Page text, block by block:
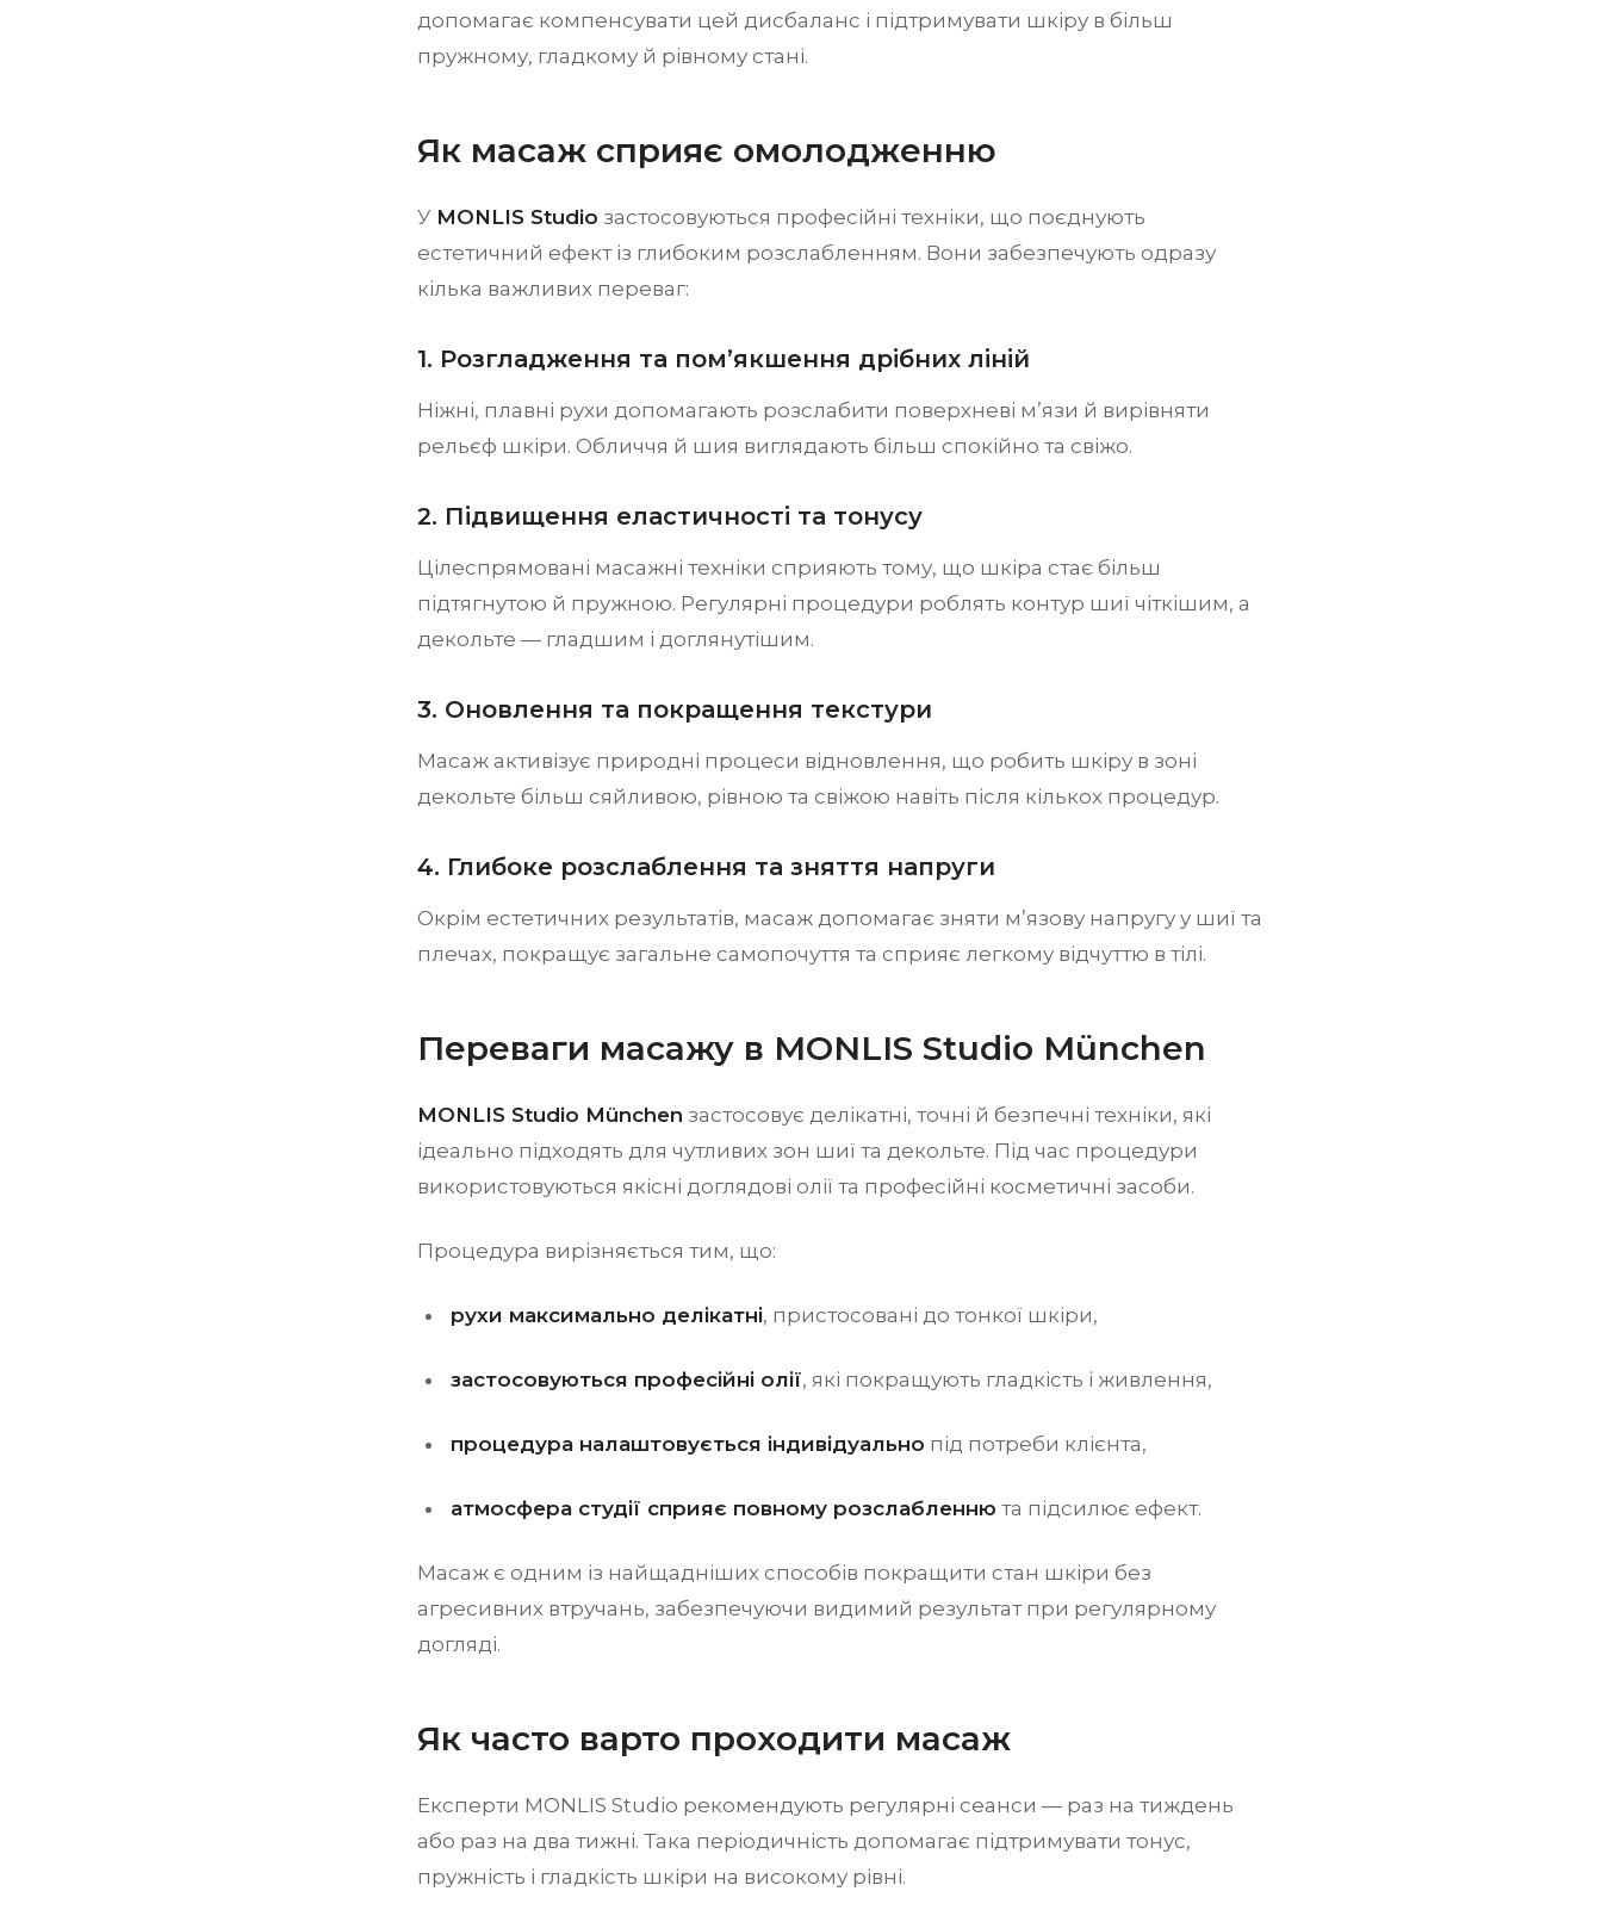
допомагає компенсувати цей дисбаланс і підтримувати шкіру в більш
пружному, гладкому й рівному стані.
Як масаж сприяє омолодженню
У MONLIS Studio застосовуються професійні техніки, що поєднують
естетичний ефект із глибоким розслабленням. Вони забезпечують одразу
кілька важливих переваг:
1. Розгладження та пом’якшення дрібних ліній
Ніжні, плавні рухи допомагають розслабити поверхневі м’язи й вирівняти
рельєф шкіри. Обличчя й шия виглядають більш спокійно та свіжо.
2. Підвищення еластичності та тонусу
Цілеспрямовані масажні техніки сприяють тому, що шкіра стає більш
підтягнутою й пружною. Регулярні процедури роблять контур шиї чіткішим, а
декольте — гладшим і доглянутішим.
3. Оновлення та покращення текстури
Масаж активізує природні процеси відновлення, що робить шкіру в зоні
декольте більш сяйливою, рівною та свіжою навіть після кількох процедур.
4. Глибоке розслаблення та зняття напруги
Окрім естетичних результатів, масаж допомагає зняти м’язову напругу у шиї та
плечах, покращує загальне самопочуття та сприяє легкому відчуттю в тілі.
Переваги масажу в MONLIS Studio München
MONLIS Studio München застосовує делікатні, точні й безпечні техніки, які
ідеально підходять для чутливих зон шиї та декольте. Під час процедури
використовуються якісні доглядові олії та професійні косметичні засоби.
Процедура вирізняється тим, що:
рухи максимально делікатні, пристосовані до тонкої шкіри,
застосовуються професійні олії, які покращують гладкість і живлення,
процедура налаштовується індивідуально під потреби клієнта,
атмосфера студії сприяє повному розслабленню та підсилює ефект.
Масаж є одним із найщадніших способів покращити стан шкіри без
агресивних втручань, забезпечуючи видимий результат при регулярному
догляді.
Як часто варто проходити масаж
Експерти MONLIS Studio рекомендують регулярні сеанси — раз на тиждень
або раз на два тижні. Така періодичність допомагає підтримувати тонус,
пружність і гладкість шкіри на високому рівні.